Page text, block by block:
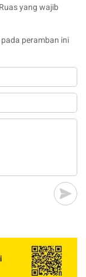
Ruas yang wajib
peramban ini